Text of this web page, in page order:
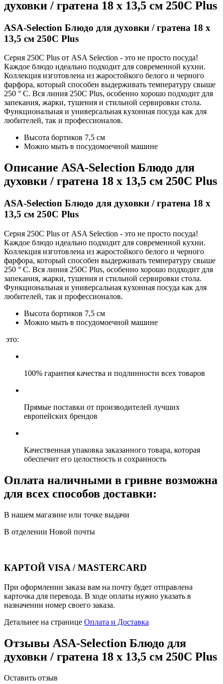
духовки / гратена 18 x 13,5 см 250C Plus
ASA-Selection Блюдо для духовки / гратена 18 x
13,5 см 250C Plus
Серия 250C Plus от ASA Selection - это не просто посуда!
Каждое блюдо идеально подходит для современной кухни.
Коллекция изготовлена из жаростойкого белого и черного
фарфора, который способен выдерживать температуру свыше
250 ° С. Вся линия 250С Plus, особенно хорошо подходит для
запекания, жарки, тушения и стильной сервировки стола.
Функциональная и универсальная кухонная посуда как для
любителей, так и профессионалов.
Высота бортиков 7,5 см
Можно мыть в посудомоечной машине
Описание ASA-Selection Блюдо для
духовки / гратена 18 x 13,5 см 250C Plus
ASA-Selection Блюдо для духовки / гратена 18 x
13,5 см 250C Plus
Серия 250C Plus от ASA Selection - это не просто посуда!
Каждое блюдо идеально подходит для современной кухни.
Коллекция изготовлена из жаростойкого белого и черного
фарфора, который способен выдерживать температуру свыше
250 ° С. Вся линия 250С Plus, особенно хорошо подходит для
запекания, жарки, тушения и стильной сервировки стола.
Функциональная и универсальная кухонная посуда как для
любителей, так и профессионалов.
Высота бортиков 7,5 см
Можно мыть в посудомоечной машине
это:
100% гарантия качества и подлинности всех товаров
Прямые поставки от производителей лучших
европейских брендов
Качественная упаковка заказанного товара, которая
обеспечит его целостность и сохранность
Оплата наличными в гривне возможна
для всех способов доставки:
В нашем магазине или точке выдачи
В отделении Новой почты
КАРТОЙ VISA / MASTERCARD
При оформлении заказа вам на почту будет отправлена
карточка для перевода. В ходе оплаты нужно указать в
назначении номер своего заказа.
Детальнее на странице Оплата и Доставка
Отзывы ASA-Selection Блюдо для
духовки / гратена 18 x 13,5 см 250C Plus
Оставить отзыв